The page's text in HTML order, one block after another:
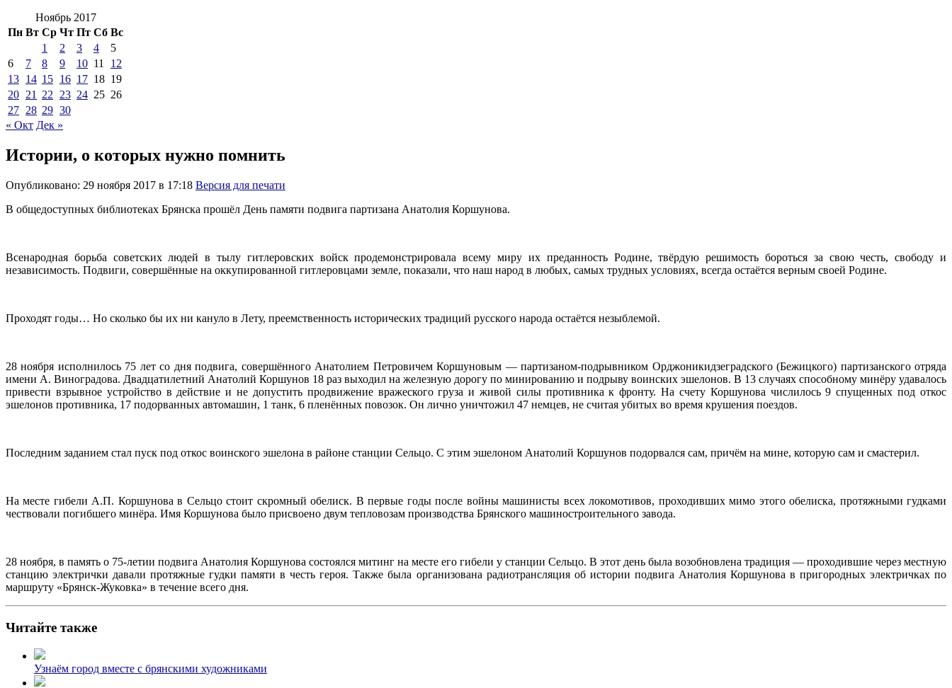
Ноябрь 2017
Пн Вт Ср Чт Пт Сб Вс
1
2 3 4
5
6
7 8 9 10 11
12
13 14 15 16 17 18 19
20 21 22 23 24 25 26
27 28 29 30
« Окт Дек »
Истории, о которых нужно помнить
Опубликовано: 29 ноября 2017 в 17:18 Версия для печати
В общедоступных библиотеках Брянска прошёл День памяти подвига партизана Анатолия Коршунова.
Всенародная борьба советских людей в тылу гитлеровских войск продемонстрировала всему миру их преданность Родине, твёрдую решимость бороться за свою честь, свободу и
независимость. Подвиги, совершённые на оккупированной гитлеровцами земле, показали, что наш народ в любых, самых трудных условиях, всегда остаётся верным своей Родине.
Проходят годы… Но сколько бы их ни кануло в Лету, преемственность исторических традиций русского народа остаётся незыблемой.
28 ноября исполнилось 75 лет со дня подвига, совершённого Анатолием Петровичем Коршуновым — партизаном-подрывником Орджоникидзеградского (Бежицкого) партизанского отряда
имени А. Виноградова. Двадцатилетний Анатолий Коршунов 18 раз выходил на железную дорогу по минированию и подрыву воинских эшелонов. В 13 случаях способному минёру удавалось
привести взрывное устройство в действие и не допустить продвижение вражеского груза и живой силы противника к фронту. На счету Коршунова числилось 9 спущенных под откос
эшелонов противника, 17 подорванных автомашин, 1 танк, 6 пленённых повозок. Он лично уничтожил 47 немцев, не считая убитых во время крушения поездов.
Последним заданием стал пуск под откос воинского эшелона в районе станции Сельцо. С этим эшелоном Анатолий Коршунов подорвался сам, причём на мине, которую сам и смастерил.
На месте гибели А.П. Коршунова в Сельцо стоит скромный обелиск. В первые годы после войны машинисты всех локомотивов, проходивших мимо этого обелиска, протяжными гудками
чествовали погибшего минёра. Имя Коршунова было присвоено двум тепловозам производства Брянского машиностроительного завода.
28 ноября, в память о 75-летии подвига Анатолия Коршунова состоялся митинг на месте его гибели у станции Сельцо. В этот день была возобновлена традиция — проходившие через местную
станцию электрички давали протяжные гудки памяти в честь героя. Также была организована радиотрансляция об истории подвига Анатолия Коршунова в пригородных электричках по
маршруту «Брянск-Жуковка» в течение всего дня.
Читайте также
Узнаём город вместе с брянскими художниками